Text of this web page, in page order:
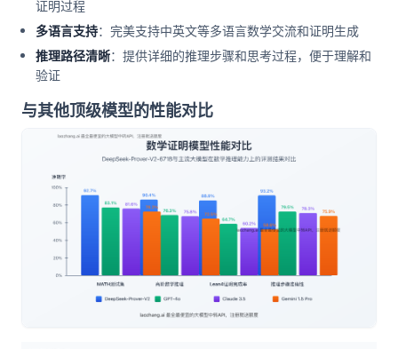
证明过程
多语言支持：完美支持中英文等多语言数学交流和证明生成
推理路径清晰：提供详细的推理步骤和思考过程，便于理解和
验证
与其他顶级模型的性能对比